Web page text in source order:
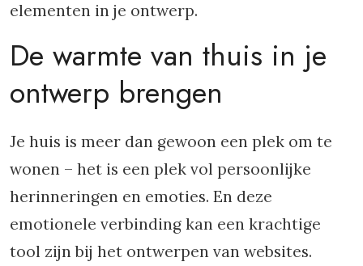
elementen in je ontwerp.
De warmte van thuis in je
ontwerp brengen
Je huis is meer dan gewoon een plek om te
wonen – het is een plek vol persoonlijke
herinneringen en emoties. En deze
emotionele verbinding kan een krachtige
tool zijn bij het ontwerpen van websites.